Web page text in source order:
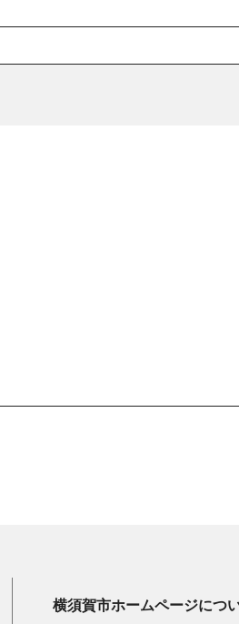
横須賀市ホームページにつ